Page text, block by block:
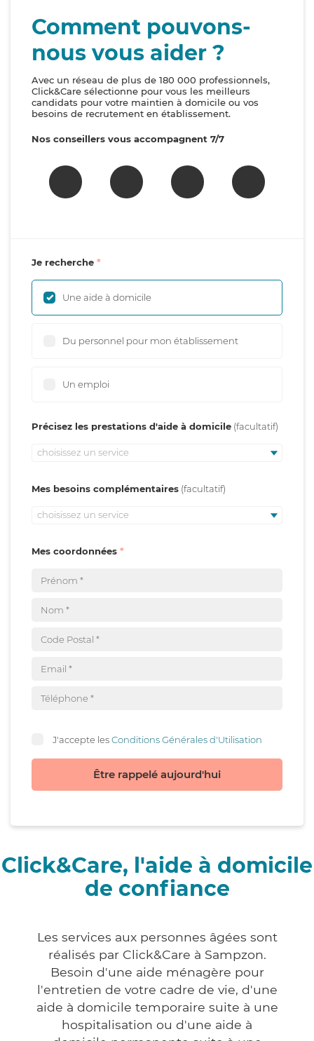
Comment pouvons-
nous vous aider ?
Avec un réseau de plus de 180 000 professionnels,
Click&Care sélectionne pour vous les meilleurs
candidats pour votre maintien à domicile ou vos
besoins de recrutement en établissement.
Nos conseillers vous accompagnent 7/7
Je recherche
Une aide à domicile
Du personnel pour mon établissement
Un emploi
Précisez les prestations d'aide à domicile
choisissez un service
Mes besoins complémentaires
choisissez un service
Mes coordonnées
J'accepte lesConditions Générales d'Utilisation
Être rappelé aujourd'hui
Click&Care, l'aide à domicile
de confiance
Les services aux personnes âgées sont
réalisés par Click&Care à Sampzon.
Besoin d'une aide ménagère pour
l'entretien de votre cadre de vie, d'une
aide à domicile temporaire suite à une
hospitalisation ou d'une aide à